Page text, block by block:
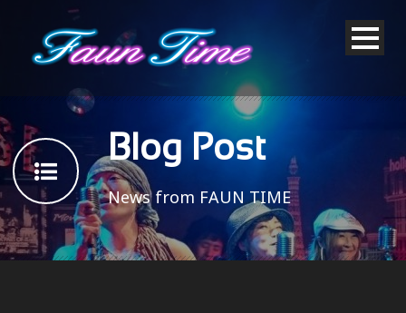
Blog Post
News from FAUN TIME